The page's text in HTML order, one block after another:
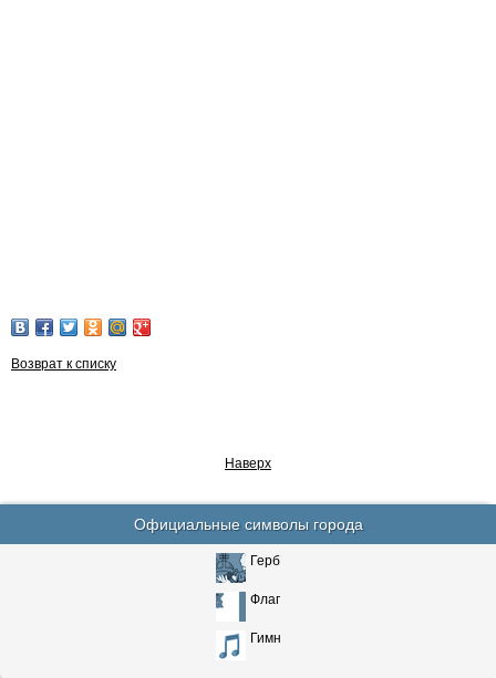
Возврат к списку
Наверх
Официальные символы города
Герб
Флаг
Гимн